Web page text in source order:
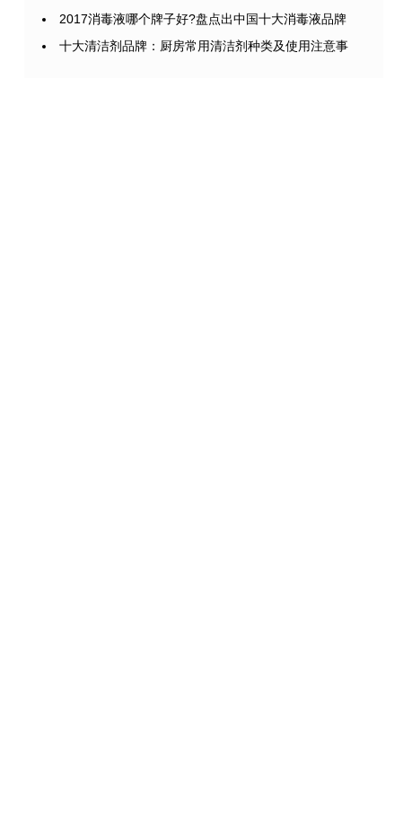
2017消毒液哪个牌子好?盘点出中国十大消毒液品牌
十大清洁剂品牌：厨房常用清洁剂种类及使用注意事